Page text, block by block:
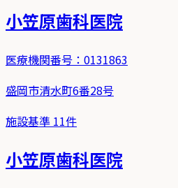
小笠原歯科医院
医療機関番号： 0131863
盛岡市清水町6番28号
施設基準 11件
小笠原歯科医院